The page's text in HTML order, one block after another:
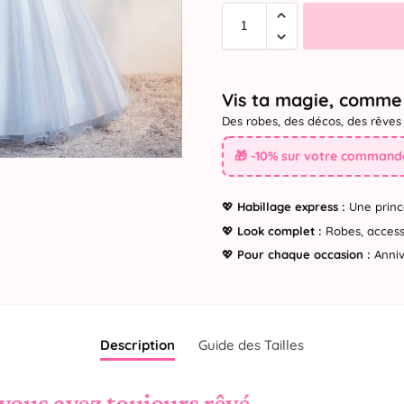
Vis ta magie,
Des robes, des décos, des
🎁 -10% sur votre
💖 Habillage express : Une
💖 Look complet : Robes,
💖 Pour chaque occasion :
Description Guide des Tailles